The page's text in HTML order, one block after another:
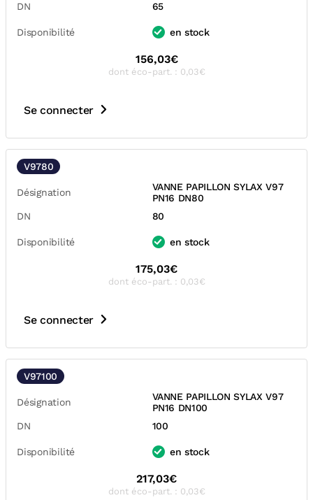
DN
65
Disponibilité en stock
156,03€
dont éco-part. : 0,03€
Se connecter
V9780
Désignation
VANNE PAPILLON SYLAX V97
PN16 DN80
DN
80
Disponibilité en stock
175,03€
dont éco-part. : 0,03€
Se connecter
V97100
Désignation
VANNE PAPILLON SYLAX V97
PN16 DN100
DN
100
Disponibilité en stock
217,03€
dont éco-part. : 0,03€